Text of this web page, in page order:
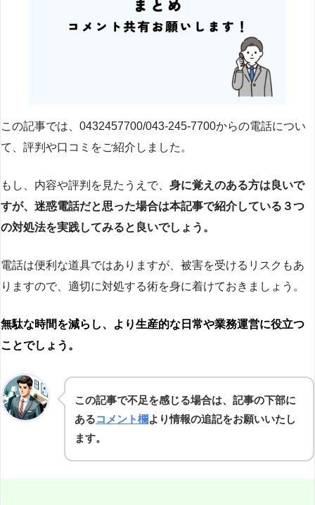
この記事では、0432457700/043-245-7700からの電話につい
て、評判や口コミをご紹介しました。
もし、内容や評判を見たうえで、 身に覚えのある方は良いで
すが、迷惑電話だと思った場合は本記事で紹介している３つ
の対処法を実践してみると良いでしょう。
電話は便利な道具ではありますが、被害を受けるリスクもあ
りますので、適切に対処する術を身に着けておきましょう。
無駄な時間を減らし、より生産的な日常や業務運営に役立つ
ことでしょう。
この記事で不足を感じる場合は、記事の下部に
あるコメント欄より情報の追記をお願いいたし
ます。